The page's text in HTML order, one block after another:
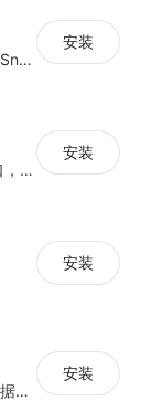
支持插入 Google Adwords, Yahoo, Snapchat 等平台的数据跟踪代码
安装
添加Facebook/Google社交登录入口，简化顾客注册流程
安装
安装
配置隐私数据使用声明，提供隐私数据控制，确保店铺符合经营地隐私法案
安装